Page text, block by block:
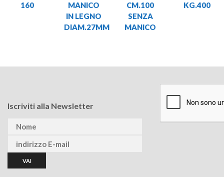
160
MANICO
IN LEGNO
DIAM.27MM
CM.100
SENZA
MANICO
KG.400
Iscriviti alla Newsletter